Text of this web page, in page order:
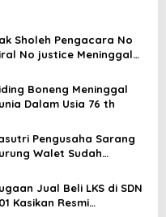
Sholeh Pengacara No
No justice Meninggal
Boneng Meninggal
Dalam Usia 76 th
Pengusaha Sarang
Walet Sudah
Desak Polda Jambi
Lakukan Penahanan
Jual Beli LKS di SDN
Kasikan Resmi